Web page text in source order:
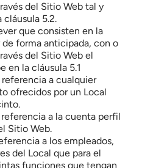
del Sitio Web tal y
5.2.
que consisten en la
forma anticipada, con o
del Sitio Web el
en la cláusula 5.1
referencia a cualquier
ofrecidos por un Local
a la cuenta perfil
Sitio Web.
a los empleados,
del Local que para el
funciones que tengan